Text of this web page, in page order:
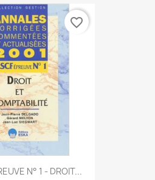
N° 1 - DROIT...
favorite_border